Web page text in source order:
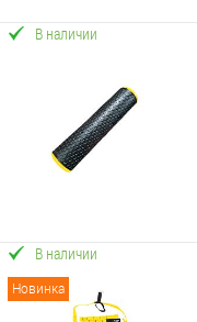
В наличии
Новинка
В наличии